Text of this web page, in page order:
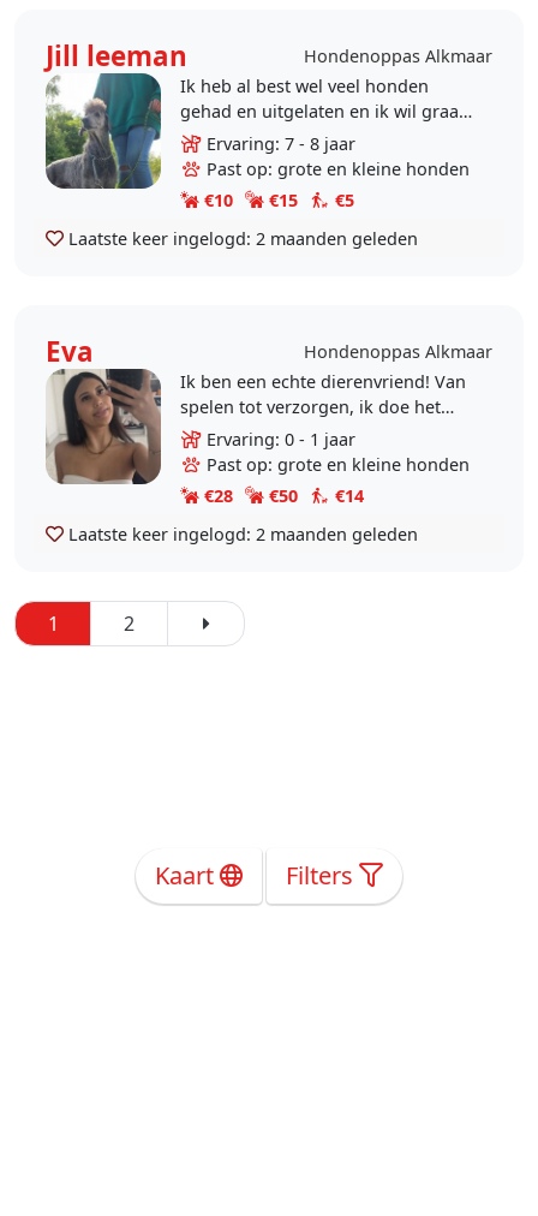
Jill leeman
Hondenoppas Alkmaar
Ik heb al best wel veel honden
gehad en uitgelaten en ik wil graag
weer honden uitlaten en op
honden oppassen graag wel bij
jullie thuis
Ervaring: 7 - 8 jaar
Past op: grote en kleine honden
€10
€15
€5
Laatste keer ingelogd: 2 maanden geleden
Eva
Hondenoppas Alkmaar
Ik ben een echte dierenvriend! Van
spelen tot verzorgen, ik doe het
met veel plezier. Helaas kan ik zelf
geen hond hebben en daarom wil
ik graag..
Ervaring: 0 - 1 jaar
Past op: grote en kleine honden
€28
€50
€14
Laatste keer ingelogd: 2 maanden geleden
1 2
Kaart Filters